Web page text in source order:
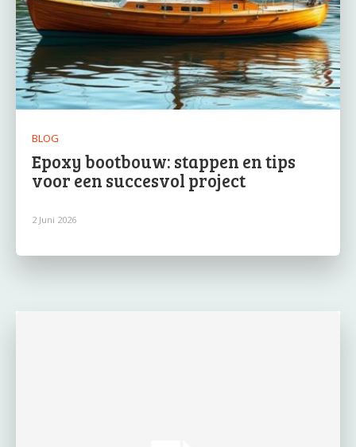
BLOG
Epoxy bootbouw: stappen en tips
voor een succesvol project
2 Juni 2026